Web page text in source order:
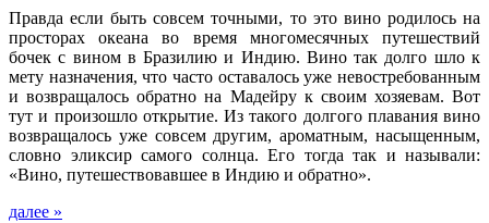
Правда если быть совсем точными, то это вино родилось на
просторах океана во время многомесячных путешествий
бочек с вином в Бразилию и Индию. Вино так долго шло к
мету назначения, что часто оставалось уже невостребованным
и возвращалось обратно на Мадейру к своим хозяевам. Вот
тут и произошло открытие. Из такого долгого плавания вино
возвращалось уже совсем другим, ароматным, насыщенным,
словно эликсир самого солнца. Его тогда так и называли:
«Вино, путешествовавшее в Индию и обратно».
далее »